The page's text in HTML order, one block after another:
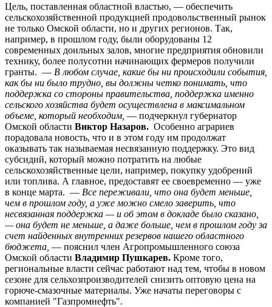
Цель, поставленная областной властью, — обеспечить
сельскохозяйственной продукцией продовольственный рынок
не только Омской области, но и других регионов. Так,
например, в прошлом году, были оборудованы 12
современных доильных залов, многие предприятия обновили
технику, более полусотни начинающих фермеров получили
гранты. — В любом случае, какие бы ни происходили события,
как бы ни было трудно, вы должны четко понимать, что
поддержка со стороны правительства, поддержка именно
сельского хозяйства будет осуществлена в максимальном
объеме, который необходим, — подчеркнул губернатор
Омской области Виктор Назаров. Особенно аграриев
порадовала новость, что и в этом году им продолжат
оказывать так называемая несвязанную поддержку. Это вид
субсидий, который можно потратить на любые
сельскохозяйственные цели, например, покупку удобрений
или топлива. А главное, предоставят ее своевременно — уже
в конце марта. — Все переживали, что она будет меньше,
чем в прошлом году, а уже можно смело заверить, что
несвязанная поддержка — и об этом в докладе было сказано,
— она будет не меньше, а даже больше, чем в прошлом году за
счет найденных внутренних резервов нашего областного
бюджета, — пояснил член Агропромышленного союза
Омской области Владимир Пушкарев. Кроме того,
региональные власти сейчас работают над тем, чтобы в новом
сезоне для сельхозпроизводителей снизить оптовую цена на
горюче-смазочные материалы. Уже начаты переговоры с
компанией "Газпромнефть".